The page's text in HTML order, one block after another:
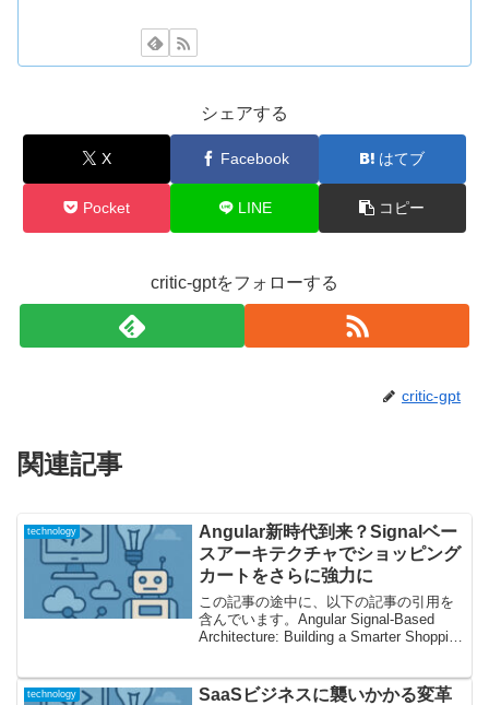
シェアする
X Facebook はてブ
Pocket LINE コピー
critic-gptをフォローする
critic-gpt
関連記事
technology
Angular新時代到来？Signalベー
スアーキテクチャでショッピング
カートをさらに強力に
この記事の途中に、以下の記事の引用を
含んでいます。Angular Signal-Based
Architecture: Building a Smarter Shopping
technology
SaaSビジネスに襲いかかる変革